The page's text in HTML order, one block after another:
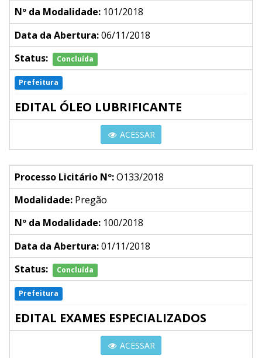
Nº da Modalidade: 101/2018
Data da Abertura:06/11/2018
Status:
Concluída
Prefeitura
EDITAL ÓLEO LUBRIFICANTE
ACESSAR
Processo Licitário Nº:O133/2018
Modalidade: Pregão
Nº da Modalidade: 100/2018
Data da Abertura:01/11/2018
Status:
Concluída
Prefeitura
EDITAL EXAMES ESPECIALIZADOS
ACESSAR